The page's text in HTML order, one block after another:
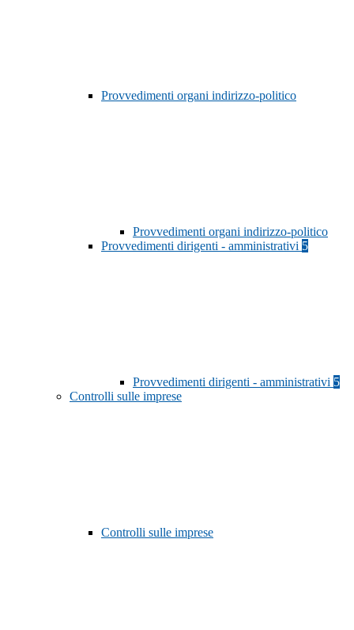
Provvedimenti organi indirizzo-politico
Provvedimenti organi indirizzo-politico
Provvedimenti dirigenti - amministrativi 5
Provvedimenti dirigenti - amministrativi 5
Controlli sulle imprese
Controlli sulle imprese